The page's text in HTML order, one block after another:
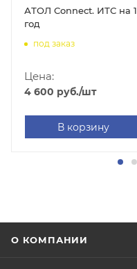
АТОЛ Connect. ИТС на 1
год
под заказ
Цена:
4 600 руб./шт
В корзину
О КОМПАНИИ